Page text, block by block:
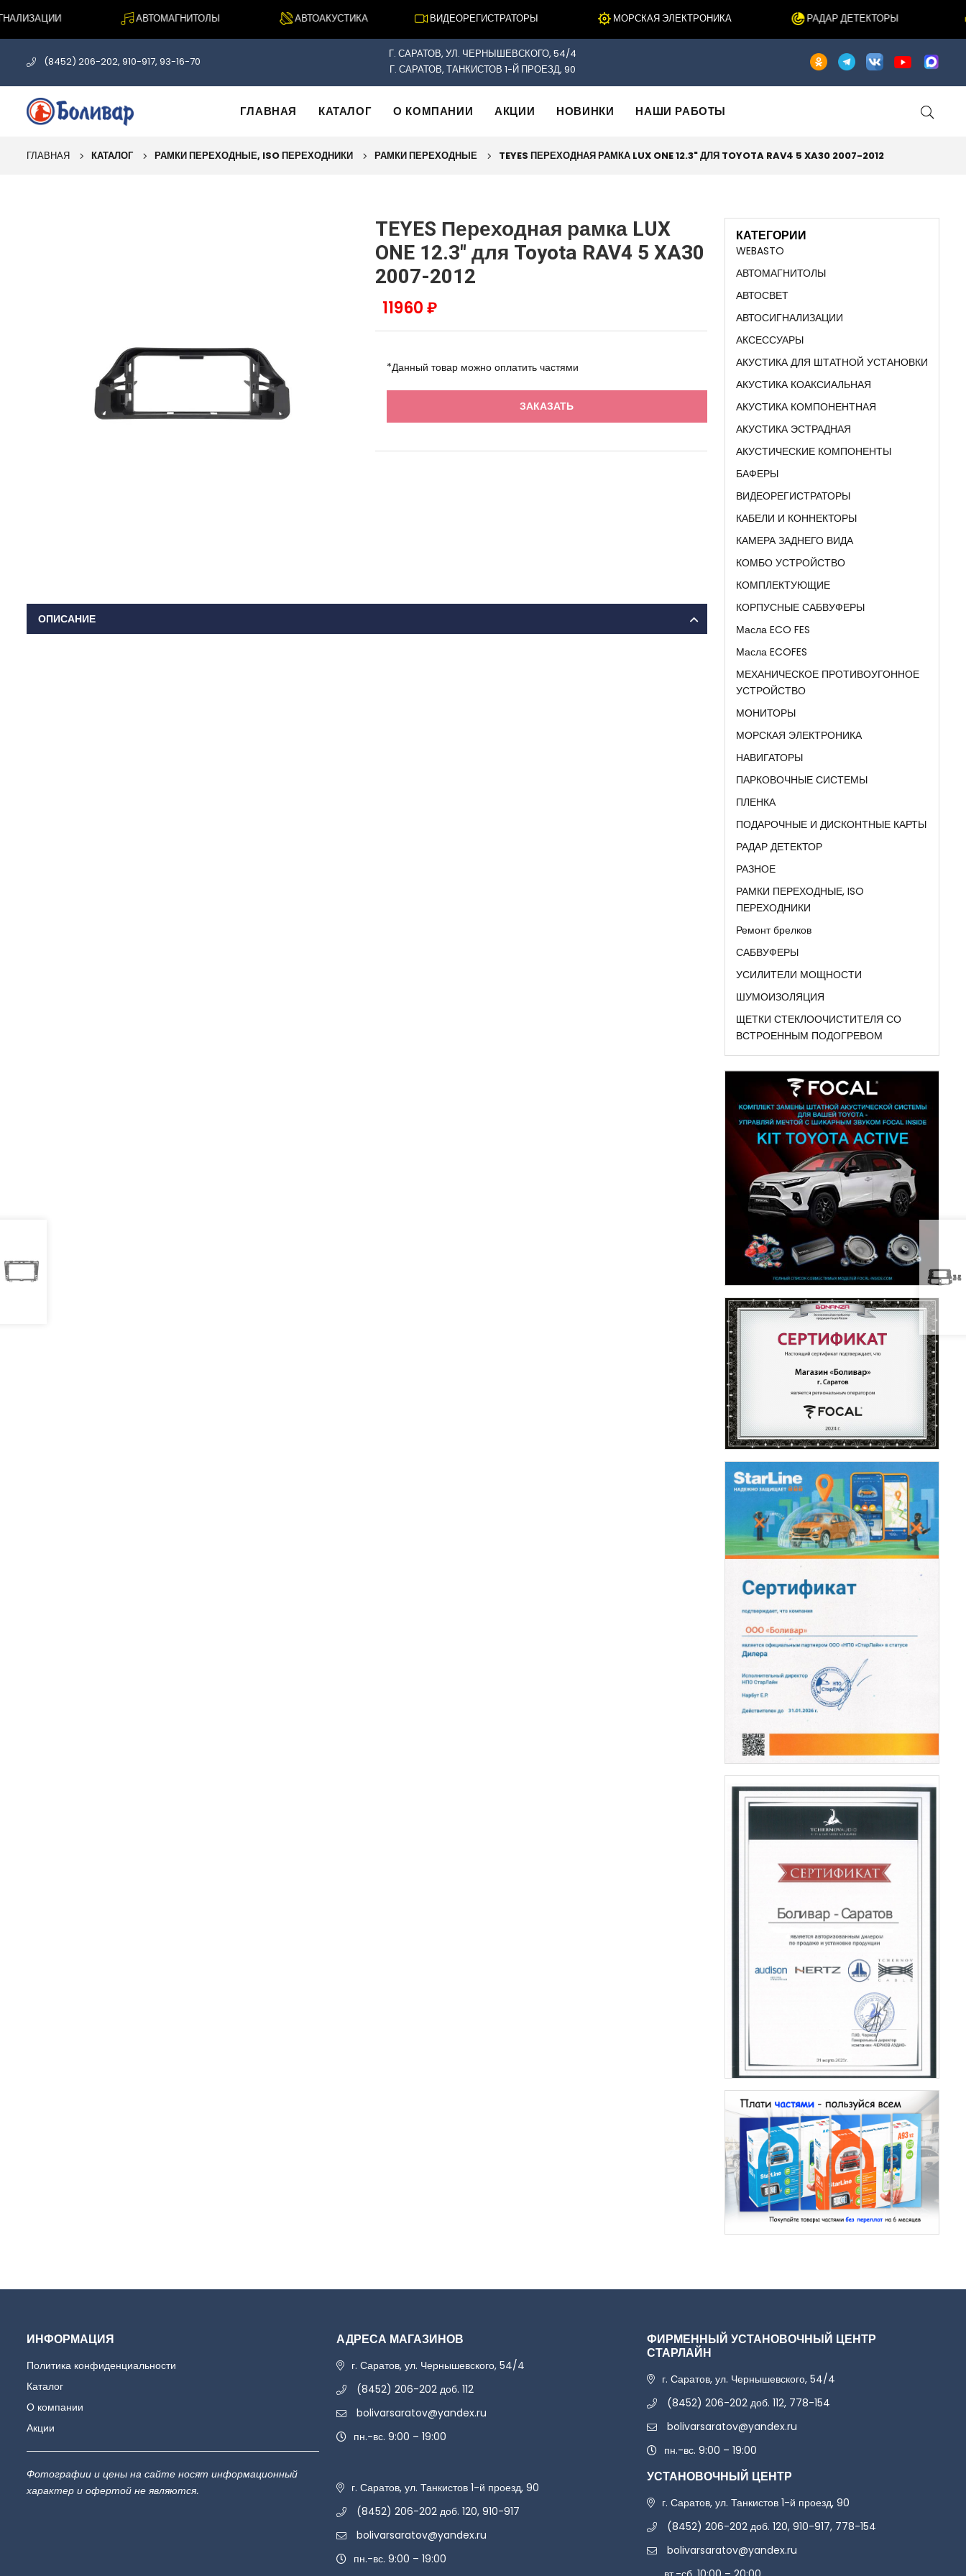
АВТОМАГНИТОЛЫ АВТОАКУСТИКА ВИДЕОРЕГИСТРАТОРЫ МОРСКАЯ ЭЛЕКТРОНИКА РАДАР ДЕТЕКТОРЫ
(8452) 206-202, 910-917, 93-16-70
Г. САРАТОВ, УЛ. ЧЕРНЫШЕВСКОГО, 54/4
Г. САРАТОВ, ТАНКИСТОВ 1-Й ПРОЕЗД, 90
ГЛАВНАЯ КАТАЛОГ О КОМПАНИИ АКЦИИ НОВИНКИ НАШИ РАБОТЫ
ГЛАВНАЯ КАТАЛОГ РАМКИ ПЕРЕХОДНЫЕ, ISO ПЕРЕХОДНИКИ РАМКИ ПЕРЕХОДНЫЕ TEYES ПЕРЕХОДНАЯ РАМКА LUX ONE 12.3" ДЛЯ TOYOTA RAV4 5 XA30 2007-2012
TEYES Переходная рамка LUX
ONE 12.3" для Toyota RAV4 5 XA30
2007-2012
11960 ₽
*Данный товар можно оплатить частями
ЗАКАЗАТЬ
ОПИСАНИЕ
КАТЕГОРИИ
WEBASTO
АВТОМАГНИТОЛЫ
АВТОСВЕТ
АВТОСИГНАЛИЗАЦИИ
АКСЕССУАРЫ
АКУСТИКА ДЛЯ ШТАТНОЙ УСТАНОВКИ
АКУСТИКА КОАКСИАЛЬНАЯ
АКУСТИКА КОМПОНЕНТНАЯ
АКУСТИКА ЭСТРАДНАЯ
АКУСТИЧЕСКИЕ КОМПОНЕНТЫ
БАФЕРЫ
ВИДЕОРЕГИСТРАТОРЫ
КАБЕЛИ И КОННЕКТОРЫ
КАМЕРА ЗАДНЕГО ВИДА
КОМБО УСТРОЙСТВО
КОМПЛЕКТУЮЩИЕ
КОРПУСНЫЕ САБВУФЕРЫ
Масла ECO FES
Масла ECOFES
МЕХАНИЧЕСКОЕ ПРОТИВОУГОННОЕ
УСТРОЙСТВО
МОНИТОРЫ
МОРСКАЯ ЭЛЕКТРОНИКА
НАВИГАТОРЫ
ПАРКОВОЧНЫЕ СИСТЕМЫ
ПЛЕНКА
ПОДАРОЧНЫЕ И ДИСКОНТНЫЕ КАРТЫ
РАДАР ДЕТЕКТОР
РАЗНОЕ
РАМКИ ПЕРЕХОДНЫЕ, ISO
ПЕРЕХОДНИКИ
Ремонт брелков
САБВУФЕРЫ
УСИЛИТЕЛИ МОЩНОСТИ
ШУМОИЗОЛЯЦИЯ
ЩЕТКИ СТЕКЛООЧИСТИТЕЛЯ СО
ВСТРОЕННЫМ ПОДОГРЕВОМ
ИНФОРМАЦИЯ
Политика конфиденциальности
Каталог
О компании
Акции
Фотографии и цены на сайте носят информационный
характер и офертой не являются.
АДРЕСА МАГАЗИНОВ
г. Саратов, ул. Чернышевского, 54/4
(8452) 206-202 доб. 112
bolivarsaratov@yandex.ru
пн.-вс. 9:00 – 19:00
г. Саратов, ул. Танкистов 1-й проезд, 90
(8452) 206-202 доб. 120, 910-917
bolivarsaratov@yandex.ru
пн.-вс. 9:00 – 19:00
ФИРМЕННЫЙ УСТАНОВОЧНЫЙ ЦЕНТР
СТАРЛАЙН
г. Саратов, ул. Чернышевского, 54/4
(8452) 206-202 доб. 112, 778-154
bolivarsaratov@yandex.ru
пн.-вс. 9:00 – 19:00
УСТАНОВОЧНЫЙ ЦЕНТР
г. Саратов, ул. Танкистов 1-й проезд, 90
(8452) 206-202 доб. 120, 910-917, 778-154
bolivarsaratov@yandex.ru